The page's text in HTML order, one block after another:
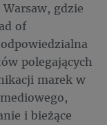
gdzie
of
polegających
marek w
i bieżące